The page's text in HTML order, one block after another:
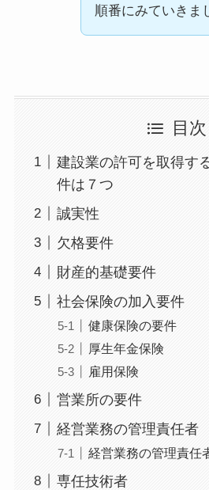
順番にみていきま
目次
建設業の許可を取得す
件は７つ
誠実性
欠格要件
財産的基礎要件
社会保険の加入要件
健康保険の要件
厚生年金保険
雇用保険
営業所の要件
経営業務の管理責任者
経営業務の管理責任
専任技術者